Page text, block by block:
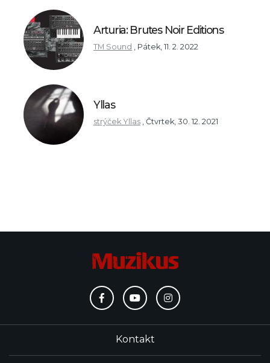
Arturia: Brutes Noir Editions
TM Sound Pátek, 11. 2. 2022
Yllas
strýček Yllas Čtvrtek, 30. 12. 2021
Kontakt